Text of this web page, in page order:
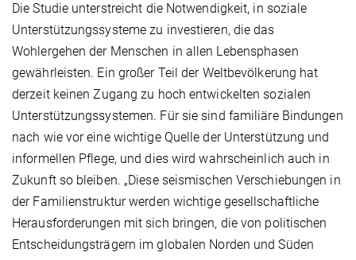
Die Studie unterstreicht die Notwendigkeit, in soziale
Unterstützungssysteme zu investieren, die das
Wohlergehen der Menschen in allen Lebensphasen
gewährleisten. Ein großer Teil der Weltbevölkerung hat
derzeit keinen Zugang zu hoch entwickelten sozialen
Unterstützungssystemen. Für sie sind familiäre Bindungen
nach wie vor eine wichtige Quelle der Unterstützung und
informellen Pflege, und dies wird wahrscheinlich auch in
Zukunft so bleiben. „Diese seismischen Verschiebungen in
der Familienstruktur werden wichtige gesellschaftliche
Herausforderungen mit sich bringen, die von politischen
Entscheidungsträgern im globalen Norden und Süden